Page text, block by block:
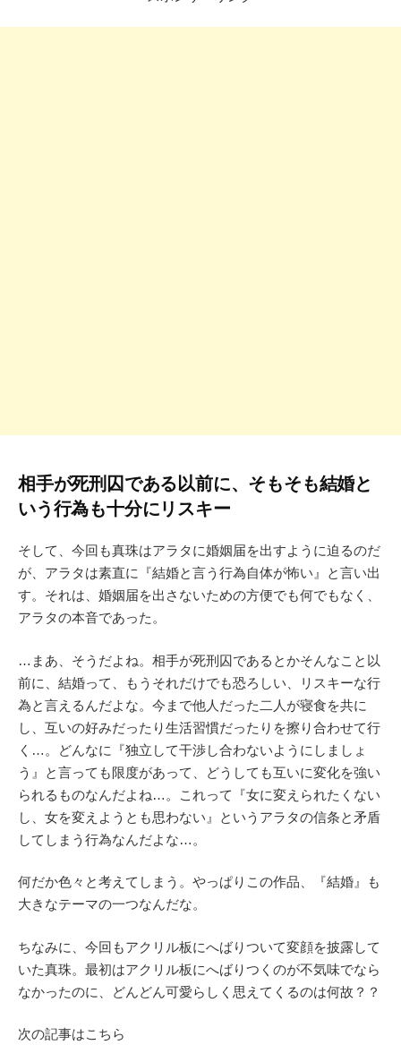
相手が死刑囚である以前に、そもそも結婚と
いう行為も十分にリスキー
そして、今回も真珠はアラタに婚姻届を出すように迫るのだ
が、アラタは素直に『結婚と言う行為自体が怖い』と言い出
す。それは、婚姻届を出さないための方便でも何でもなく、
アラタの本音であった。
…まあ、そうだよね。相手が死刑囚であるとかそんなこと以
前に、結婚って、もうそれだけでも恐ろしい、リスキーな行
為と言えるんだよな。今まで他人だった二人が寝食を共に
し、互いの好みだったり生活習慣だったりを擦り合わせて行
く…。どんなに『独立して干渉し合わないようにしましょ
う』と言っても限度があって、どうしても互いに変化を強い
られるものなんだよね…。これって『女に変えられたくない
し、女を変えようとも思わない』というアラタの信条と矛盾
してしまう行為なんだよな…。
何だか色々と考えてしまう。やっぱりこの作品、『結婚』も
大きなテーマの一つなんだな。
ちなみに、今回もアクリル板にへばりついて変顔を披露して
いた真珠。最初はアクリル板にへばりつくのが不気味でなら
なかったのに、どんどん可愛らしく思えてくるのは何故？？
次の記事はこちら